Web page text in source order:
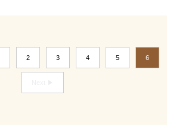
2 3 4 5 6